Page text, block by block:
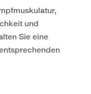
und
Sie eine